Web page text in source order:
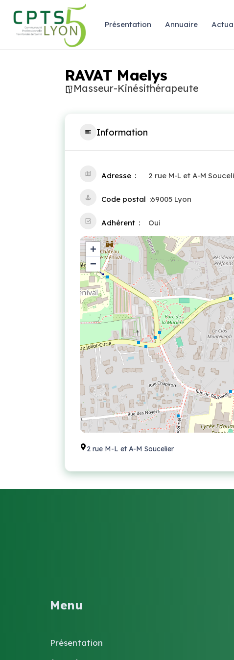
Présentation Annuaire
RAVAT Maelys
Masseur-Kinésithérapeute
Information
Adresse 2 rue M-L et A-M
Code postal 69005 Lyon
Adhérent Oui
+
−
2 rue M-L et A-M Soucelier
Menu
Présentation